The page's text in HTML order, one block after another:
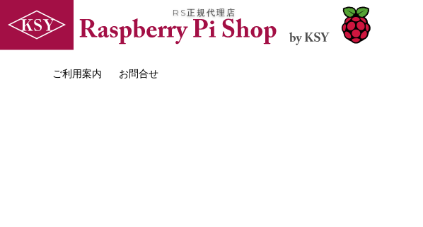
RS正規代理店
ご利用案内 お問合せ